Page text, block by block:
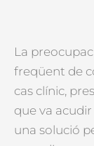
La
freqüent de
cas clínic,
que va
una solució